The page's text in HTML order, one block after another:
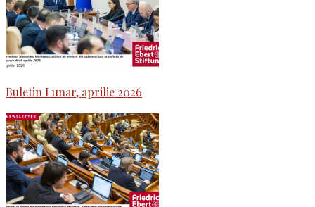
Buletin Lunar, aprilie 2026